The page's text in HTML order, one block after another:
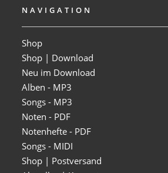
NAVIGATION
Shop
Shop | Download
Neu im Download
Alben - MP3
Songs - MP3
Noten - PDF
Notenhefte - PDF
Songs - MIDI
Shop | Postversand